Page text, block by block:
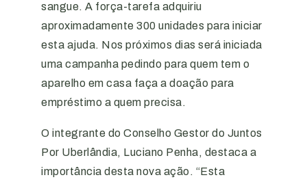
sangue. A força-tarefa adquiriu
aproximadamente 300 unidades para iniciar
esta ajuda. Nos próximos dias será iniciada
uma campanha pedindo para quem tem o
aparelho em casa faça a doação para
empréstimo a quem precisa.
O integrante do Conselho Gestor do Juntos
Por Uberlândia, Luciano Penha, destaca a
importância desta nova ação. “Esta